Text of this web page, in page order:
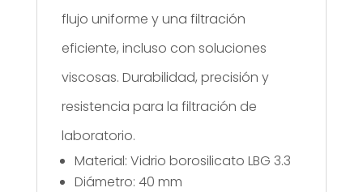
unds
flujo uniforme y una filtración
eficiente, incluso con soluciones
viscosas. Durabilidad, precisión y
resistencia para la filtración de
laboratorio.
Material: Vidrio borosilicato LBG 3.3
Diámetro: 40 mm